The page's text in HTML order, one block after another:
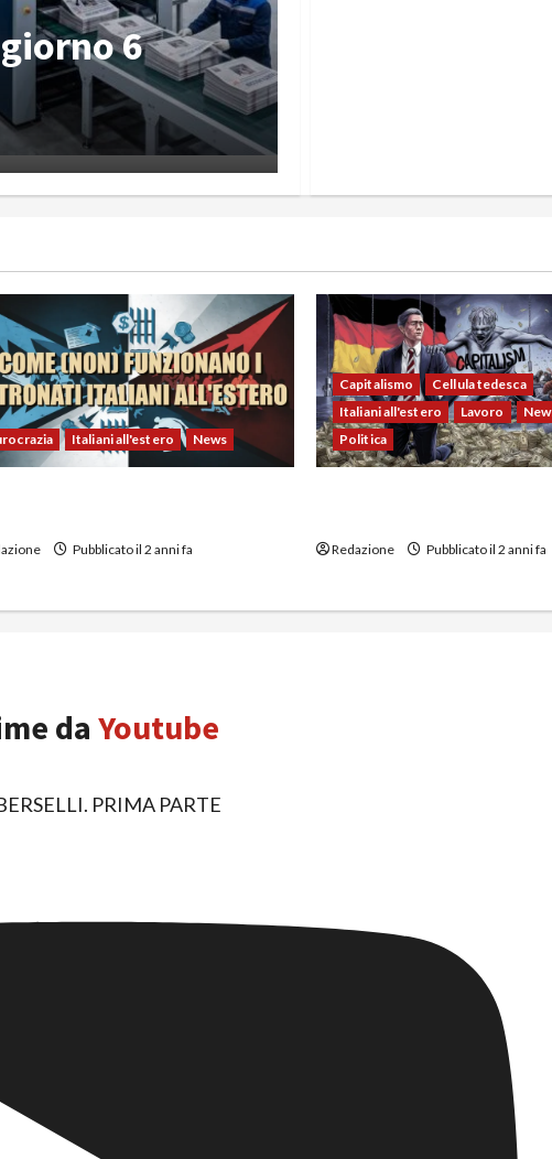
5
Italiani all'estero News
Pubblicato il 2 anni fa
Capitalismo
Cellula tedesca
Italiani all'estero
Lavoro
Politica
Redazione Pubblicato il 2 anni fa
da Youtube
PRIMA PARTE